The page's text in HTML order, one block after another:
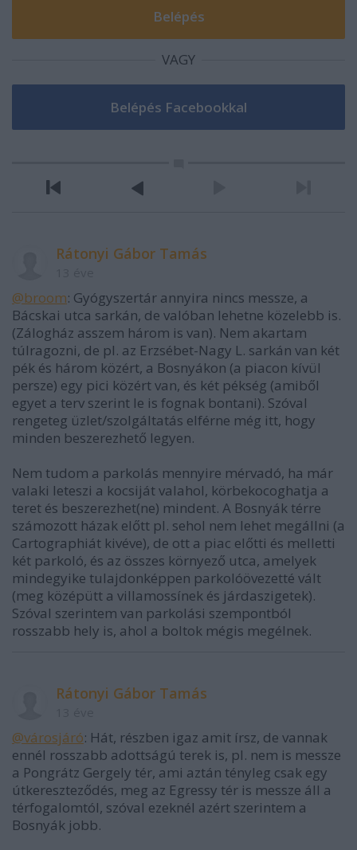
VAGY
Rátonyi Gábor Tamás
@broom: Gyógyszertár annyira nincs messze, a
Bácskai utca sarkán, de valóban lehetne közelebb is.
(Zálogház asszem három is van). Nem akartam
túlragozni, de pl. az Erzsébet-Nagy L. sarkán van két
pék és három közért, a Bosnyákon (a piacon kívül
persze) egy pici közért van, és két pékség (amiből
egyet a terv szerint le is fognak bontani). Szóval
rengeteg üzlet/szolgáltatás elférne még itt, hogy
minden beszerezhető legyen.
Nem tudom a parkolás mennyire mérvadó, ha már
valaki leteszi a kocsiját valahol, körbekocoghatja a
teret és beszerezhet(ne) mindent. A Bosnyák térre
számozott házak előtt pl. sehol nem lehet megállni (a
Cartographiát kivéve), de ott a piac előtti és melletti
két parkoló, és az összes környező utca, amelyek
mindegyike tulajdonképpen parkolóövezetté vált
(meg középütt a villamossínek és járdaszigetek).
Szóval szerintem van parkolási szempontból
rosszabb hely is, ahol a boltok mégis megélnek.
Rátonyi Gábor Tamás
@városjáró: Hát, részben igaz amit írsz, de vannak
ennél rosszabb adottságú terek is, pl. nem is messze
a Pongrátz Gergely tér, ami aztán tényleg csak egy
útkereszteződés, meg az Egressy tér is messze áll a
térfogalomtól, szóval ezeknél azért szerintem a
Bosnyák jobb.